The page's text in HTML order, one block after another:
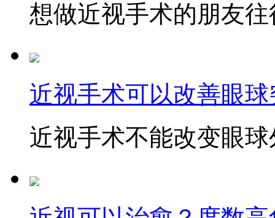
想做近视手术的朋友
近视手术可以改善眼
近视手术不能改变眼